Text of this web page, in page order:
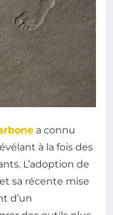
a connu
à la fois des
L’adoption de
et sa récente mise
d’un